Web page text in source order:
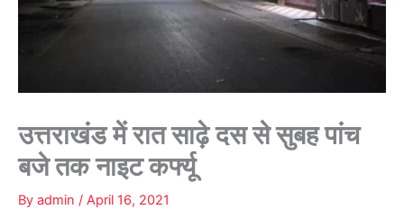
उत्तराखंड में रात साढ़े दस से सुबह पांच
बजे तक नाइट कर्फ्यू
By admin / April 16, 2021